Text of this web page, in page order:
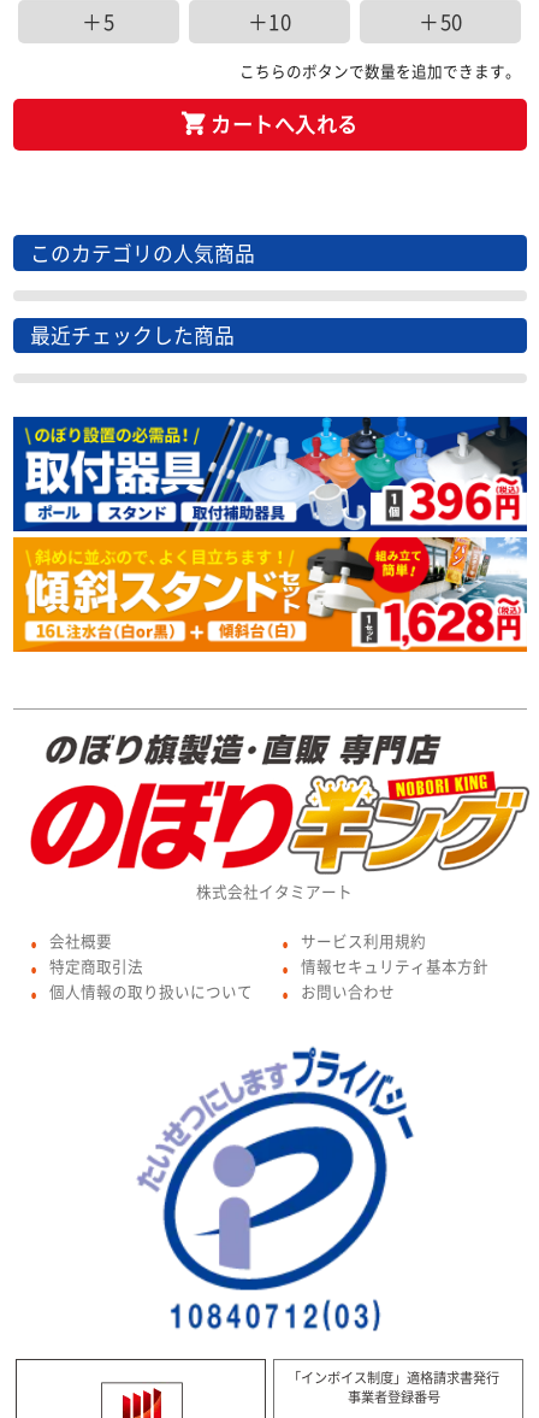
＋5 ＋10 ＋50
こちらのボタンで数量を追加できます。
カートへ入れる
このカテゴリの人気商品
最近チェックした商品
株式会社イタミアート
● 会社概要
● 特定商取引法
● 個人情報の取り扱いについて
● サービス利用規約
● 情報セキュリティ基本方針
● お問い合わせ
「インボイス制度」適格請求書発行
事業者登録番号